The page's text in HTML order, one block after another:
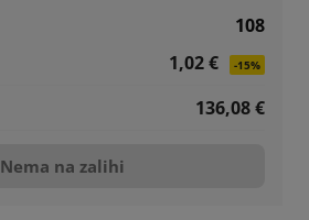
108
1,02 €
-15%
136,08 €
Nema na zalihi